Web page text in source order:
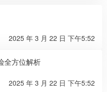
2025 年 3 月 22 日 下午5:52
全方位解析
2025 年 3 月 22 日 下午5:52